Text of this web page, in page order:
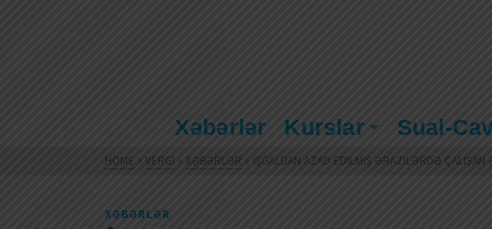
Xəbərlər Kurslar Sual-
HOME » VERGI » XƏBƏRLƏR » İŞĞALDAN AZAD EDILMIŞ ƏRAZILƏRDƏ
XƏBƏRLƏR